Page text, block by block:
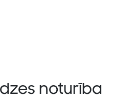
noturība